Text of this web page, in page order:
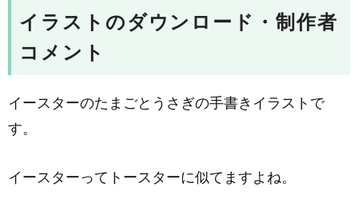
イラストのダウンロード・制作者
コメント
イースターのたまごとうさぎの手書きイラストで
す。
イースターってトースターに似てますよね。